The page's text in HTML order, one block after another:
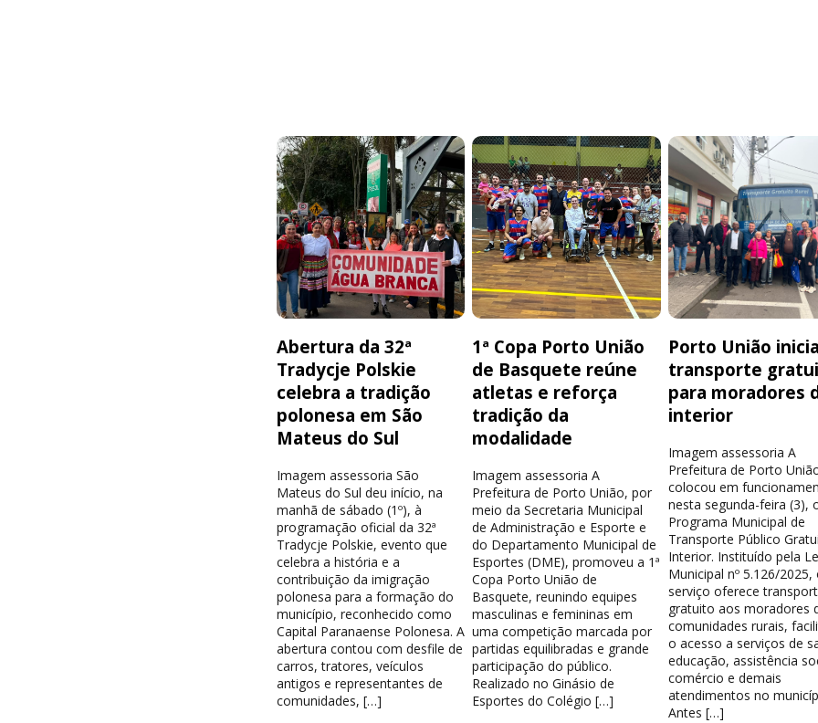
Abertura da 32ª
Tradycje Polskie
celebra a tradição
polonesa em São
Mateus do Sul
Imagem assessoria São
Mateus do Sul deu início, na
manhã de sábado (1º), à
programação oficial da 32ª
Tradycje Polskie, evento que
celebra a história e a
contribuição da imigração
polonesa para a formação do
município, reconhecido como
Capital Paranaense Polonesa. A
abertura contou com desfile de
carros, tratores, veículos
antigos e representantes de
comunidades, […]
1ª Copa Porto União
de Basquete reúne
atletas e reforça
tradição da
modalidade
Imagem assessoria A
Prefeitura de Porto União, por
meio da Secretaria Municipal
de Administração e Esporte e
do Departamento Municipal de
Esportes (DME), promoveu a 1ª
Copa Porto União de
Basquete, reunindo equipes
masculinas e femininas em
uma competição marcada por
partidas equilibradas e grande
participação do público.
Realizado no Ginásio de
Esportes do Colégio […]
Porto União
transporte
para moradores
interior
Imagem assessoria A
Prefeitura de Porto
colocou em
nesta segunda-feira (3),
Programa Municipal de
Transporte Público
Interior. Instituído pela
Municipal nº 5.126/2025,
serviço oferece
gratuito aos moradores
comunidades rurais,
o acesso a serviços de
educação, assistência
comércio e demais
atendimentos no
Antes […]